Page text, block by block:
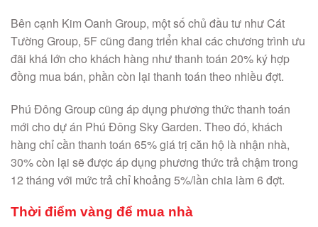
Bên cạnh Kim Oanh Group, một số chủ đầu tư như Cát
Tường Group, 5F cũng đang triển khai các chương trình ưu
đãi khá lớn cho khách hàng như thanh toán 20% ký hợp
đồng mua bán, phần còn lại thanh toán theo nhiều đợt.
Phú Đông Group cũng áp dụng phương thức thanh toán
mới cho dự án Phú Đông Sky Garden. Theo đó, khách
hàng chỉ cần thanh toán 65% giá trị căn hộ là nhận nhà,
30% còn lại sẽ được áp dụng phương thức trả chậm trong
12 tháng với mức trả chỉ khoảng 5%/lần chia làm 6 đợt.
Thời điểm vàng để mua nhà